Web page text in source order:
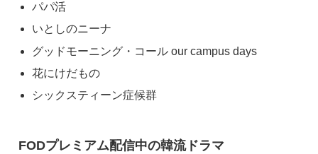
パパ活
いとしのニーナ
グッドモーニング・コール our campus days
花にけだもの
シックスティーン症候群
FODプレミアム配信中の韓流ドラマ